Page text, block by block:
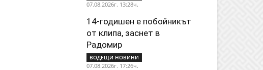
07.08.2026г. 13:28ч.
14-годишен е побойникът
от клипа, заснет в
Радомир
ВОДЕЩИ НОВИНИ
07.08.2026г. 17:26ч.